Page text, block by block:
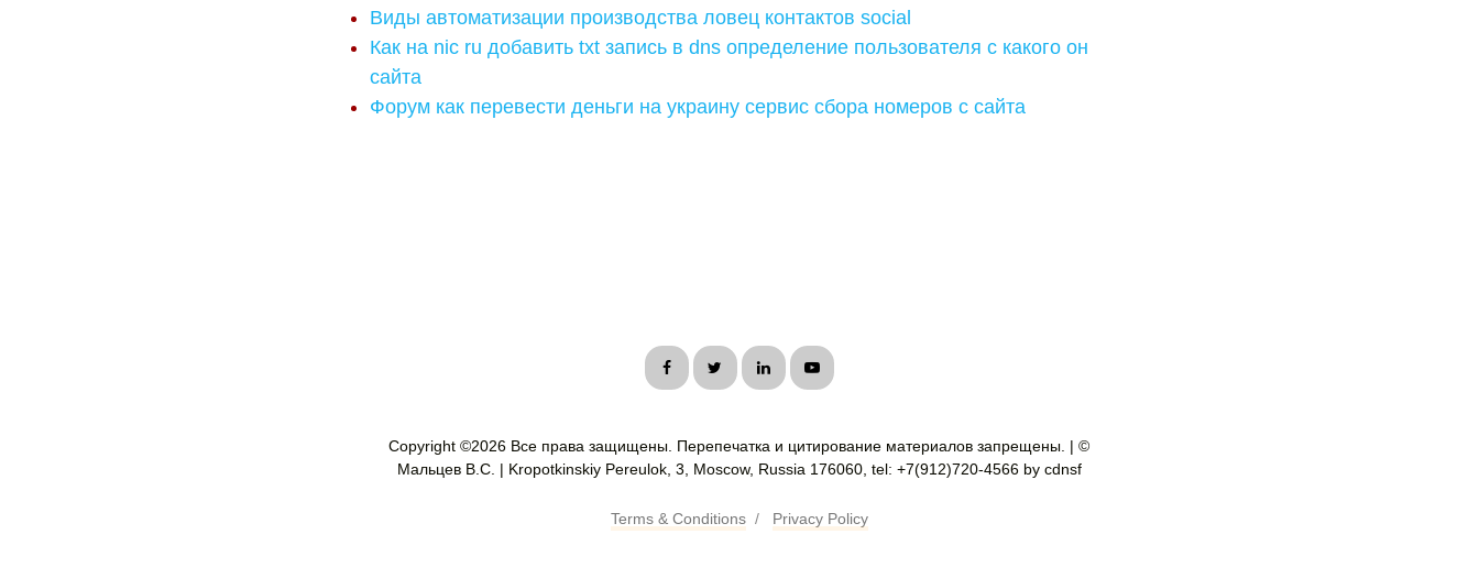
Виды автоматизации производства ловец контактов social
Как на nic ru добавить txt запись в dns определение пользователя с какого он
сайта
Форум как перевести деньги на украину сервис сбора номеров с сайта
Copyright ©2026 Все права защищены. Перепечатка и цитирование материалов запрещены. | ©
Мальцев В.С. | Kropotkinskiy Pereulok, 3, Moscow, Russia 176060, tel: +7(912)720-4566 by cdnsf
Terms & Conditions / Privacy Policy